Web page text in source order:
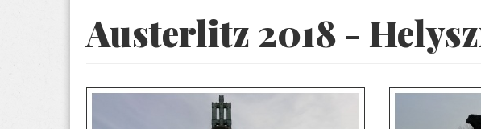
Austerlitz 2018 -